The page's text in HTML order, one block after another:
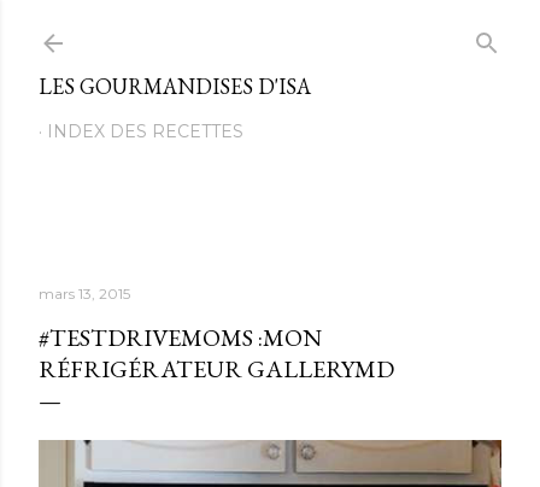
LES GOURMANDISES D'ISA
INDEX DES RECETTES
mars 13, 2015
#TESTDRIVEMOMS :MON
RÉFRIGÉRATEUR GALLERYMD